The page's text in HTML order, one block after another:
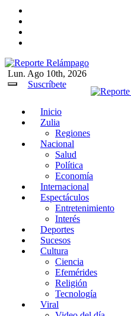
Reporte
Claridad y rigor
Lun. Ago 10th, 2026
Suscríbete
Inicio
Zulia
Regiones
Nacional
Salud
Política
Economía
Internacional
Espectáculos
Entretenimiento
Interés
Deportes
Sucesos
Cultura
Ciencia
Efemérides
Religión
Tecnología
Viral